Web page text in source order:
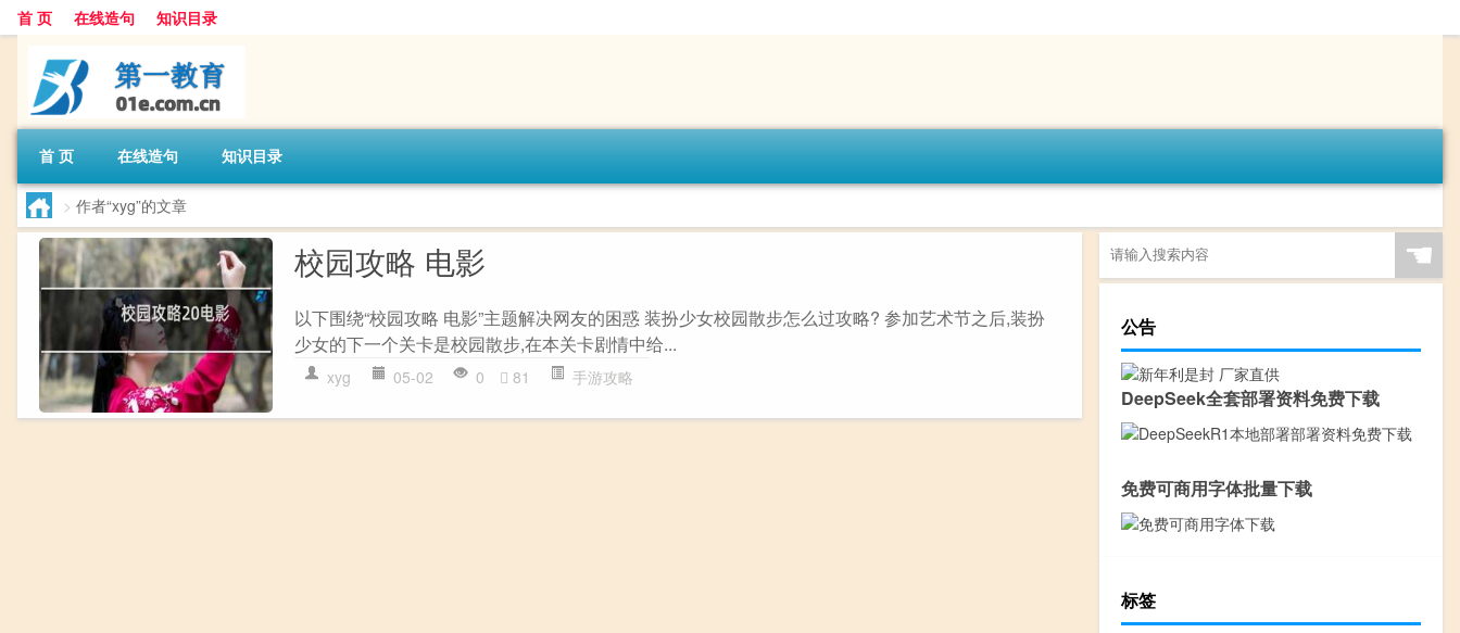
首 页 在线造句 知识目录
首 页 在线造句 知识目录
> 作者“xyg”的文章
校园攻略 电影
以下围绕“校园攻略 电影”主题解决网友的困惑 装扮少女校园散步怎么过攻略? 参加艺术节之后,装扮
少女的下一个关卡是校园散步,在本关卡剧情中给...
xyg 05-02 0 81 手游攻略
☚
公告
DeepSeek全套部署资料免费下载
免费可商用字体批量下载
标签